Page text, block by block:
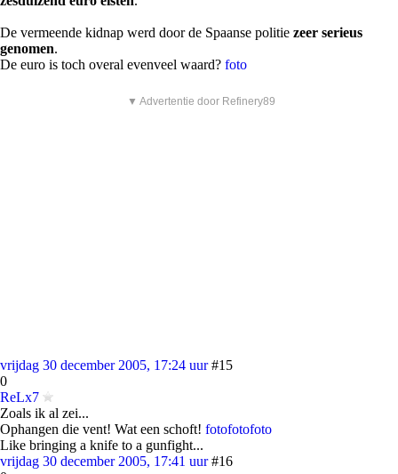
De vermeende kidnap werd door de Spaanse politie zeer serieus
genomen.
De euro is toch overal evenveel waard? foto
▼ Advertentie door Refinery89
vrijdag 30 december 2005, 17:24 uur #15
0
ReLx7
Zoals ik al zei...
Ophangen die vent! Wat een schoft! fotofotofoto
Like bringing a knife to a gunfight...
vrijdag 30 december 2005, 17:41 uur #16